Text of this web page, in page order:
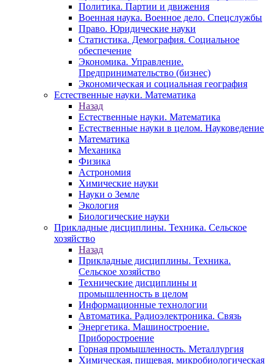
Политика. Партии и движения
Военная наука. Военное дело. Спецслужбы
Право. Юридические науки
Статистика. Демография. Социальное
обеспечение
Экономика. Управление.
Предпринимательство (бизнес)
Экономическая и социальная география
Естественные науки. Математика
Назад
Естественные науки. Математика
Естественные науки в целом. Науковедение
Математика
Механика
Физика
Астрономия
Химические науки
Науки о Земле
Экология
Биологические науки
Прикладные дисциплины. Техника. Сельское
хозяйство
Назад
Прикладные дисциплины. Техника.
Сельское хозяйство
Технические дисциплины и
промышленность в целом
Информационные технологии
Автоматика. Радиоэлектроника. Связь
Энергетика. Машиностроение.
Приборостроение
Горная промышленность. Металлургия
Химическая, пищевая, микробиологическая